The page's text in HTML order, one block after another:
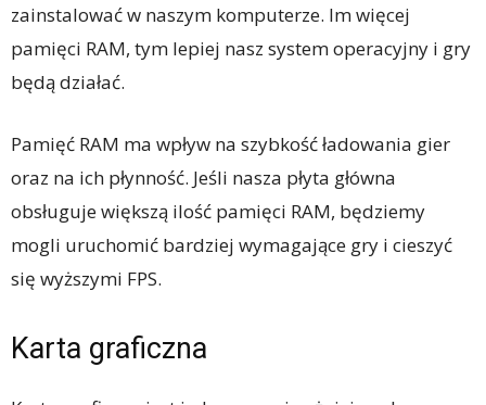
zainstalować w naszym komputerze. Im więcej
pamięci RAM, tym lepiej nasz system operacyjny i gry
będą działać.
Pamięć RAM ma wpływ na szybkość ładowania gier
oraz na ich płynność. Jeśli nasza płyta główna
obsługuje większą ilość pamięci RAM, będziemy
mogli uruchomić bardziej wymagające gry i cieszyć
się wyższymi FPS.
Karta graficzna